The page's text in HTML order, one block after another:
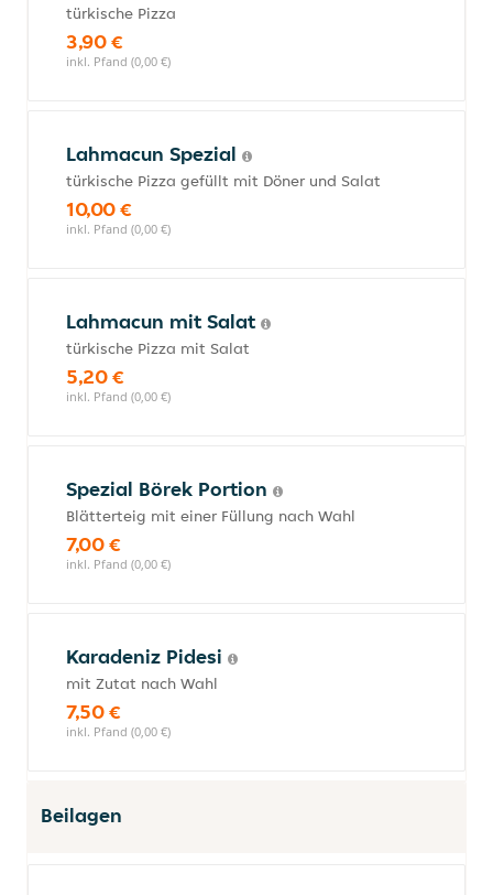
türkische Pizza
3,90 €
inkl. Pfand (0,00 €)
Lahmacun Spezial
türkische Pizza gefüllt mit Döner und Salat
10,00 €
inkl. Pfand (0,00 €)
Lahmacun mit Salat
türkische Pizza mit Salat
5,20 €
inkl. Pfand (0,00 €)
Spezial Börek Portion
Blätterteig mit einer Füllung nach Wahl
7,00 €
inkl. Pfand (0,00 €)
Karadeniz Pidesi
mit Zutat nach Wahl
7,50 €
inkl. Pfand (0,00 €)
Beilagen